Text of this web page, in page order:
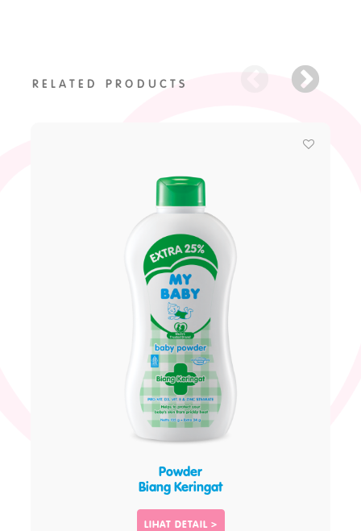
RELATED PRODUCTS
Powder
Biang Keringat
LIHAT DETAIL >